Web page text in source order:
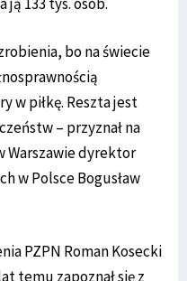
133 tys. osób.
bo na świecie
w piłkę. Reszta jest
– przyznał na
Warszawie dyrektor
w Polsce Bogusław
PZPN Roman Kosecki
temu zapoznał się z